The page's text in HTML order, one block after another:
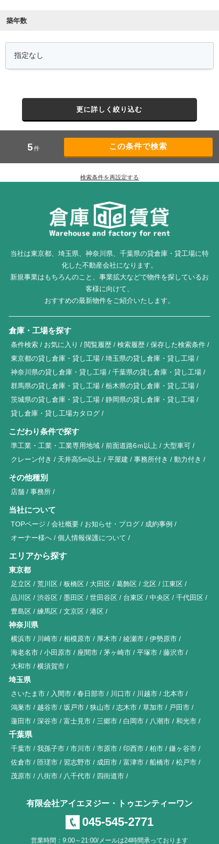
築年数
更に詳しく絞り込む
5件
検索条件を再設定する
当社は東京都、埼玉県、神奈川県、千葉県の貸倉庫・貸工場に特
化した不動産会社になります。
新規事業はもちろんのこと、事業拡大などで物件を探しているお
客様に向けて、
おすすめの最新物件をご紹介いたします。
倉庫・工場を探す
条件検索 お気に入り 閲覧履歴 検索履歴
保存した検索条件
東京都の貸し倉庫・貸し工場
埼玉県の貸し倉庫・貸し工場
神奈川県の貸し倉庫・貸し工場
千葉県の貸し倉庫・貸し工場
群馬県の貸し倉庫・貸し工場
栃木県の貸し倉庫・貸し工場
茨城県の貸し倉庫・貸し工場
静岡県の貸し倉庫・貸し工場
貸し倉庫・貸し工場カタログ
こだわり条件で探す
準工業・工業・工業専用地域 前面道路6ｍ以上
大型車可
クレーン付き
天井高5m以上 平屋建 事務所付き 動力付き
その他種別
店舗 事務所
当社について
TOPページ 会社概要 お知らせ・ブログ
成約事例
オーナー様へ
個人情報保護について
エリアから探す
東京都
足立区 荒川区 板橋区 大田区 葛飾区 北区
江東区
品川区
渋谷区 墨田区 世田谷区 台東区 中央区
千代田区
豊島区
練馬区 文京区 港区
神奈川県
横浜市 川崎市 相模原市 厚木市 綾瀬市
伊勢原市
海老名市
小田原市 座間市 茅ヶ崎市 平塚市
藤沢市
大和市
横須賀市
埼玉県
さいたま市 入間市 春日部市 川口市 川越市
北本市
鴻巣市
越谷市 坂戸市 狭山市 志木市 草加市
戸田市
蓮田市
深谷市 富士見市 三郷市 白岡市 八潮市 和光市
千葉県
千葉市 我孫子市 市川市 市原市 印西市 柏市
鎌ヶ谷市
佐倉市
匝瑳市 習志野市 成田市 富津市 船橋市
松戸市
茂原市
八街市 八千代市 四街道市
有限会社アイエヌジー・トゥエンティーワン
045-545-2771
営業時間：9:00～21:00/メールは24時間承っております